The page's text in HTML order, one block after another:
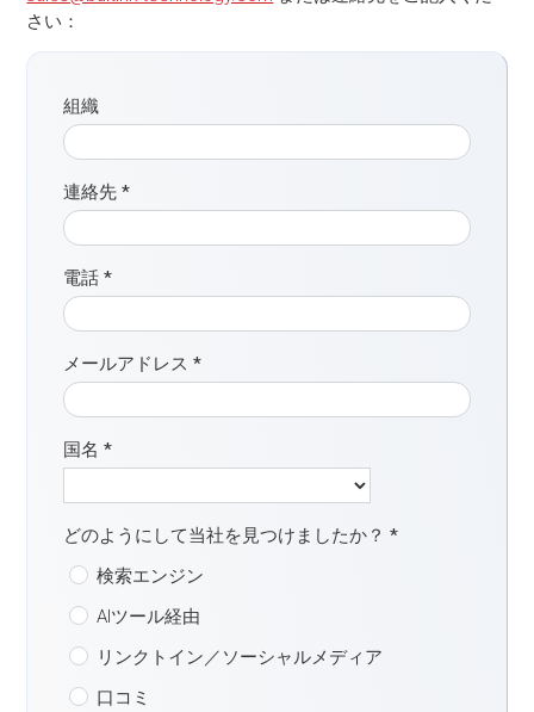
さい：
組織
連絡先*
電話*
メールアドレス*
国名*
どのようにして当社を見つけましたか？*
検索エンジン
AIツール経由
リンクトイン／ソーシャルメディア
口コミ